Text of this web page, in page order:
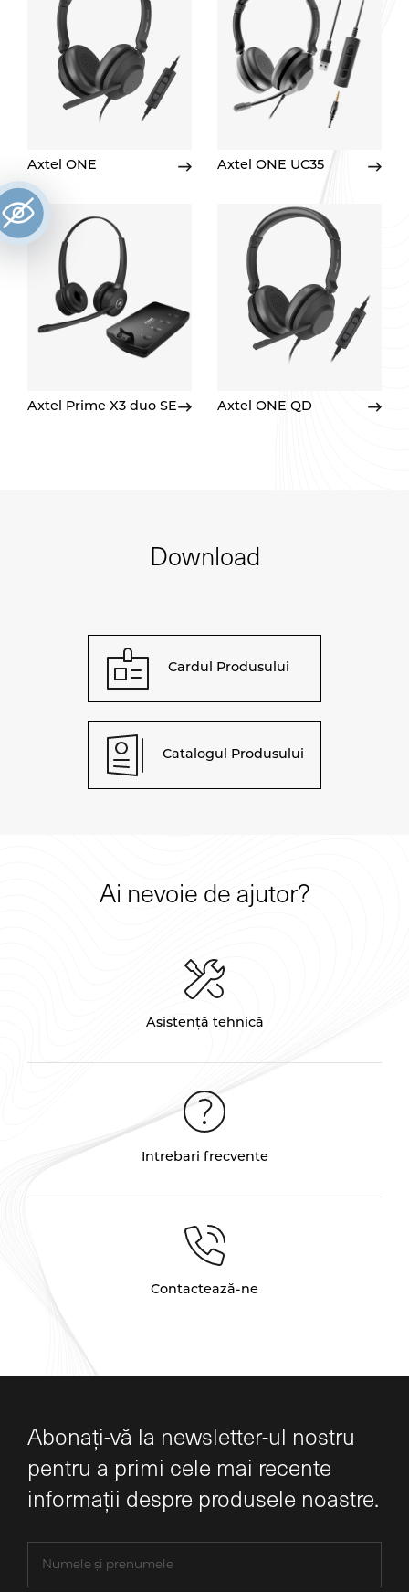
Axtel ONE Axtel ONE UC35
Axtel Prime X3 duo SE Axtel ONE QD
Download
Cardul Produsului
Catalogul Produsului
Ai nevoie de ajutor?
Asistență tehnică
Intrebari frecvente
Contactează-ne
Abonați-vă la newsletter-ul nostru
pentru a primi cele mai recente
informații despre produsele noastre.